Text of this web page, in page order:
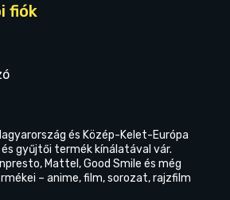
fiók
és Közép-Kelet-Európa
gyűjtői termék kínálatával vár.
Mattel, Good Smile és még
– anime, film, sorozat, rajzfilm